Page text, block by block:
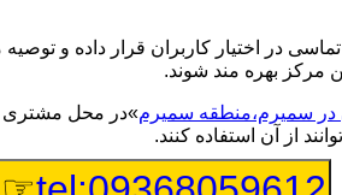
در اختیار کاربران قرار داده و
مرکز بهره مند شوند.
در سمیرم،منطقه سمیرم»در محل مشتری و
از آن استفاده کنند.